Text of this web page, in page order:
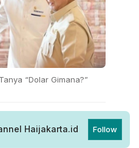
“Dolar Gimana?”
Haijakarta.id Follow